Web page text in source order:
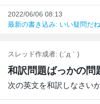
2022/06/06 08:13
最新の書き込み: いい疑問だね
スレッド作成者: (;´д｀)
和訳問題ばっかの問